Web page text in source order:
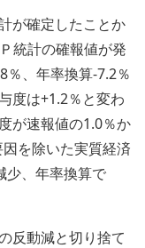
が確定したことか
統計の確報値が発
％、年率換算-7.2％
度は+1.2％と変わ
が速報値の1.0％か
を除いた実質経済
少、年率換算で
反動減と切り捨て